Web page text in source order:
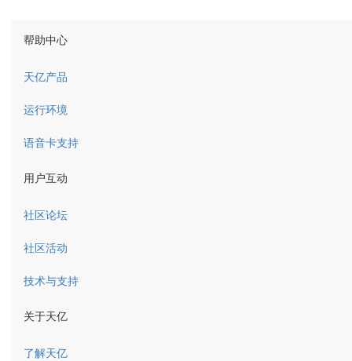
帮助中心
天亿产品
运行环境
语音卡支持
用户互动
社区论坛
社区活动
技术与支持
关于天亿
了解天亿